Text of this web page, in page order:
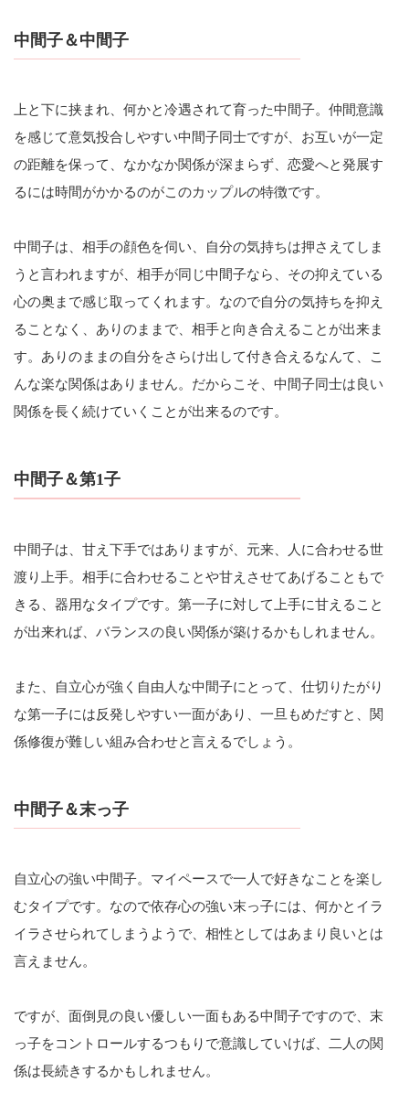
中間子＆中間子
上と下に挟まれ、何かと冷遇されて育った中間子。仲間意識
を感じて意気投合しやすい中間子同士ですが、お互いが一定
の距離を保って、なかなか関係が深まらず、恋愛へと発展す
るには時間がかかるのがこのカップルの特徴です。
中間子は、相手の顔色を伺い、自分の気持ちは押さえてしま
うと言われますが、相手が同じ中間子なら、その抑えている
心の奥まで感じ取ってくれます。なので自分の気持ちを抑え
ることなく、ありのままで、相手と向き合えることが出来ま
す。ありのままの自分をさらけ出して付き合えるなんて、こ
んな楽な関係はありません。だからこそ、中間子同士は良い
関係を長く続けていくことが出来るのです。
中間子＆第1子
中間子は、甘え下手ではありますが、元来、人に合わせる世
渡り上手。相手に合わせることや甘えさせてあげることもで
きる、器用なタイプです。第一子に対して上手に甘えること
が出来れば、バランスの良い関係が築けるかもしれません。
また、自立心が強く自由人な中間子にとって、仕切りたがり
な第一子には反発しやすい一面があり、一旦もめだすと、関
係修復が難しい組み合わせと言えるでしょう。
中間子＆末っ子
自立心の強い中間子。マイペースで一人で好きなことを楽し
むタイプです。なので依存心の強い末っ子には、何かとイラ
イラさせられてしまうようで、相性としてはあまり良いとは
言えません。
ですが、面倒見の良い優しい一面もある中間子ですので、末
っ子をコントロールするつもりで意識していけば、二人の関
係は長続きするかもしれません。